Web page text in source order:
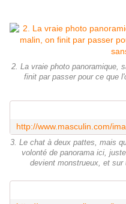
2. La vraie photo panoramique,
finit par passer pour ce que
3. Le chat à deux pattes, mais
volonté de panorama ici,
devient monstrueux, et